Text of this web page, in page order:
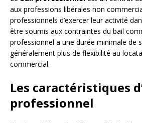
aux professions libérales non
professionnels d’exercer leur activité
être soumis aux contraintes du bail
professionnel a une durée minimale de
généralement plus de flexibilité au
commercial.
Les caractéristiques
professionnel